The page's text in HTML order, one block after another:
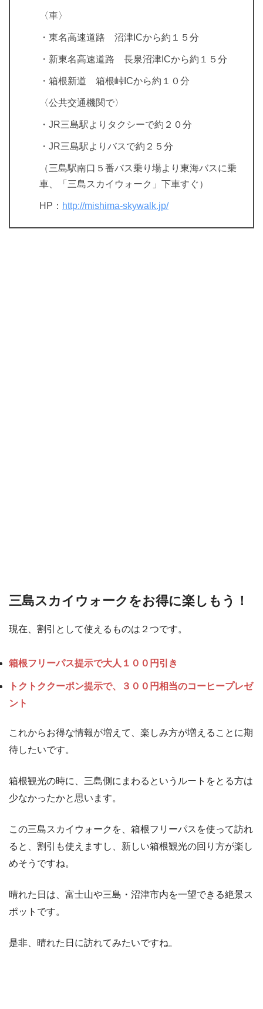
〈車〉
・東名高速道路 沼津ICから約１５分
・新東名高速道路 長泉沼津ICから約１５分
・箱根新道 箱根峠ICから約１０分
〈公共交通機関で〉
・JR三島駅よりタクシーで約２０分
・JR三島駅よりバスで約２５分
（三島駅南口５番バス乗り場より東海バスに乗
車、「三島スカイウォーク」下車すぐ）
HP： http://mishima-skywalk.jp/
三島スカイウォークをお得に楽しもう！
現在、割引として使えるものは２つです。
箱根フリーパス提示で大人１００円引き
トクトククーポン提示で、３００円相当のコーヒープレゼ
ント
これからお得な情報が増えて、楽しみ方が増えることに期
待したいです。
箱根観光の時に、三島側にまわるというルートをとる方は
少なかったかと思います。
この三島スカイウォークを、箱根フリーパスを使って訪れ
ると、割引も使えますし、新しい箱根観光の回り方が楽し
めそうですね。
晴れた日は、富士山や三島・沼津市内を一望できる絶景ス
ポットです。
是非、晴れた日に訪れてみたいですね。